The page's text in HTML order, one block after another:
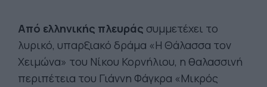
Από ελληνικής πλευράς συμμετέχει το
λυρικό, υπαρξιακό δράμα «Η Θάλασσα τον
Χειμώνα» του Νίκου Κορνήλιου, η θαλασσινή
περιπέτεια του Γιάννη Φάγκρα «Μικρός